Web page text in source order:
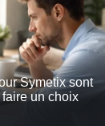
Symetix sont
un choix